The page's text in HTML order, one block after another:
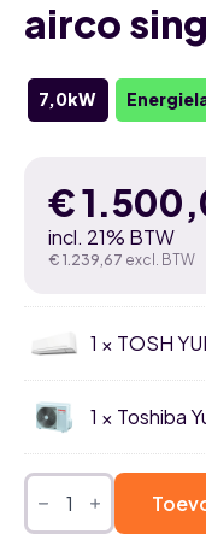
airco
7,0kW
€
incl. 21% BTW
€ 1.239,67 excl. BTW
1 × TOSH
1 × Toshiba
Toshiba
Yukai
7,0kW